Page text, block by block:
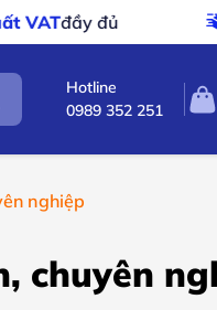
nhanh – giao miễn phí
Hotline
0989 352 251
nghiệp
chuyên